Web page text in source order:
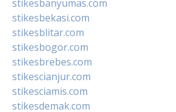
stikesbanyumas.com
stikesbekasi.com
stikesblitar.com
stikesbogor.com
stikesbrebes.com
stikescianjur.com
stikesciamis.com
stikesdemak.com